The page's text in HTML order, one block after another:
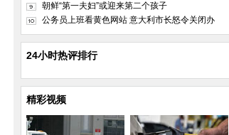
朝鲜“第一夫妇”或迎来第二个孩子
公务员上班看黄色网站 意大利市长怒令关闭办
24小时热评排行
精彩视频